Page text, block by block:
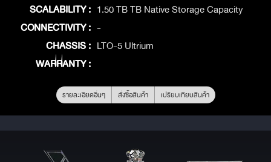
SCALABILITY : 1.50 TB TB Native Storage Capacity
CONNECTIVITY : -
CHASSIS : LTO-5 Ultrium
WARRANTY :
รายละเอียดอื่นๆ สั่งซื้อสินค้า เปรียบเทียบสินค้า